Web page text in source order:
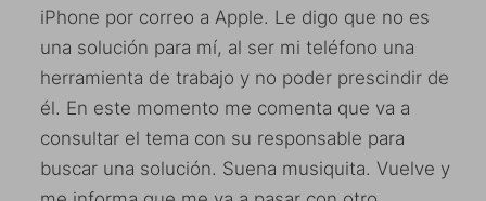
iPhone por correo a Apple. Le digo que no es
una solución para mí, al ser mi teléfono una
herramienta de trabajo y no poder prescindir de
él. En este momento me comenta que va a
consultar el tema con su responsable para
buscar una solución. Suena musiquita. Vuelve y